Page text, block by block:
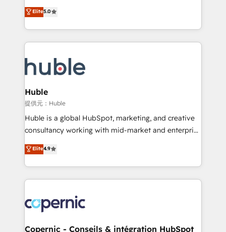
the rare Advanced "Custom Integrations"
Accreditation, securely sync data across... 🔄 any
new HubSpot portal with Advanced Website and
CRM Migrations using our in-house "HubScrub" Tool.
master it. As the creators of the Endless Customers
System™ (the next evolution of They Ask, You
Answer), we’re the only HubSpot partner built
entirely around coaching and training. That means
skills, processes, and internal team you need to
attract the right buyers, close deals faster, and grow
without outside dependencies. You’ll learn how to: •
Set up, audit, and organize your HubSpot portal •
Get your sales team fully using HubSpot • Track
pipeline and revenue across the entire buyer journey
growth • Create content and videos that attract
buyers • Use AI to scale smarter Our coaching-led
lasts. So if you're ready to become the most trusted
voice in your market, let’s talk.
Elite5.0
Huble
提供元：Huble
Huble is a global HubSpot, marketing, and creative
consultancy working with mid-market and enterprise
businesses. We go beyond implementation, shaping
the strategy, processes, and teams that turn
HubSpot into a genuine growth engine. Named
HubSpot's Global Partner of the Year in 2024,
worldwide, and with over 15 years in the ecosystem,
Huble has built a track record that speaks for itself.
One company, one operating model, delivering
Elite4.9
Copernic - Conseils & intégration HubSpot